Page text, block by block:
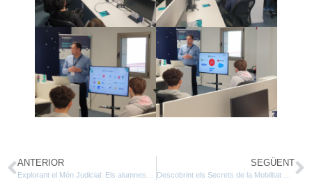
ANTERIOR SEGÜENT